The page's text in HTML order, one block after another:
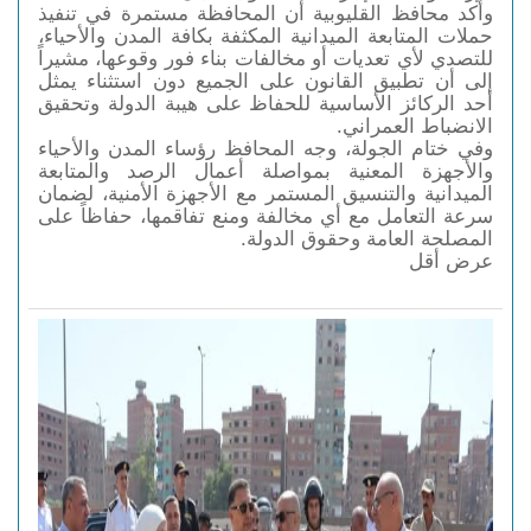
وأكد محافظ القليوبية أن المحافظة مستمرة في تنفيذ
حملات المتابعة الميدانية المكثفة بكافة المدن والأحياء،
للتصدي لأي تعديات أو مخالفات بناء فور وقوعها، مشيراً
إلى أن تطبيق القانون على الجميع دون استثناء يمثل
أحد الركائز الأساسية للحفاظ على هيبة الدولة وتحقيق
الانضباط العمراني.
وفي ختام الجولة، وجه المحافظ رؤساء المدن والأحياء
والأجهزة المعنية بمواصلة أعمال الرصد والمتابعة
الميدانية والتنسيق المستمر مع الأجهزة الأمنية، لضمان
سرعة التعامل مع أي مخالفة ومنع تفاقمها، حفاظاً على
المصلحة العامة وحقوق الدولة.
عرض أقل